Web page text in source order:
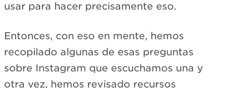
usar para hacer precisamente eso.
Entonces, con eso en mente, hemos
recopilado algunas de esas preguntas
sobre Instagram que escuchamos una y
otra vez, hemos revisado recursos